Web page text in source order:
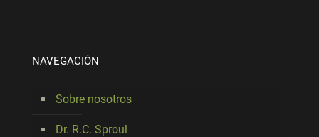
NAVEGACIÓN
Sobre nosotros
Dr. R.C. Sproul